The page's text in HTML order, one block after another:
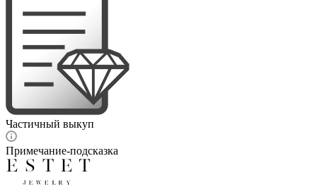
Частичный выкуп
Примечание-подсказка